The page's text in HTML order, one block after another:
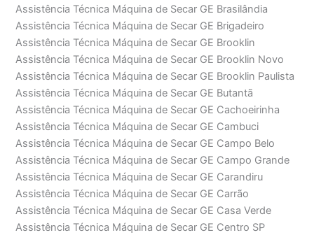
Assistência Técnica Máquina de Secar GE Brasilândia
Assistência Técnica Máquina de Secar GE Brigadeiro
Assistência Técnica Máquina de Secar GE Brooklin
Assistência Técnica Máquina de Secar GE Brooklin Novo
Assistência Técnica Máquina de Secar GE Brooklin Paulista
Assistência Técnica Máquina de Secar GE Butantã
Assistência Técnica Máquina de Secar GE Cachoeirinha
Assistência Técnica Máquina de Secar GE Cambuci
Assistência Técnica Máquina de Secar GE Campo Belo
Assistência Técnica Máquina de Secar GE Campo Grande
Assistência Técnica Máquina de Secar GE Carandiru
Assistência Técnica Máquina de Secar GE Carrão
Assistência Técnica Máquina de Secar GE Casa Verde
Assistência Técnica Máquina de Secar GE Centro SP